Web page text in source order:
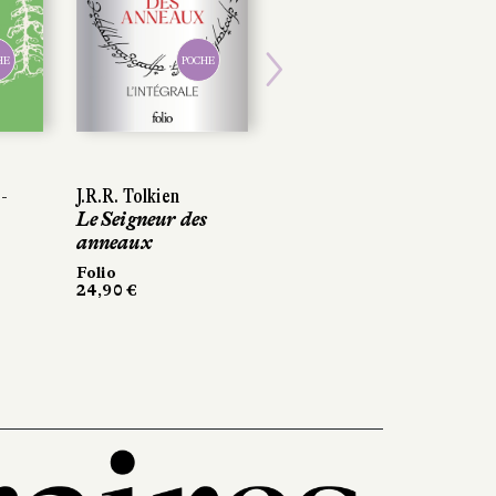
POCHE
J.R.R. Tolkien
Le Seigneur des
anneaux
Folio
24,90 €